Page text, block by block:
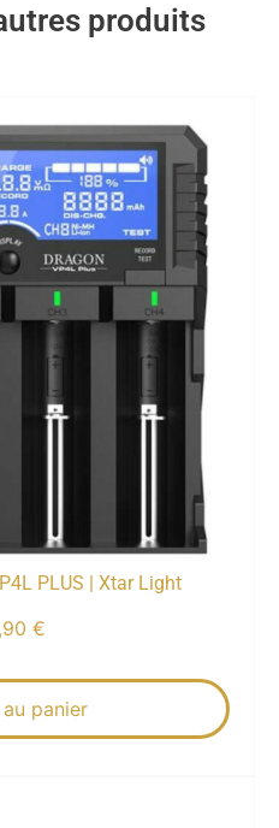
produits
PLUS | Xtar Light
€
panier